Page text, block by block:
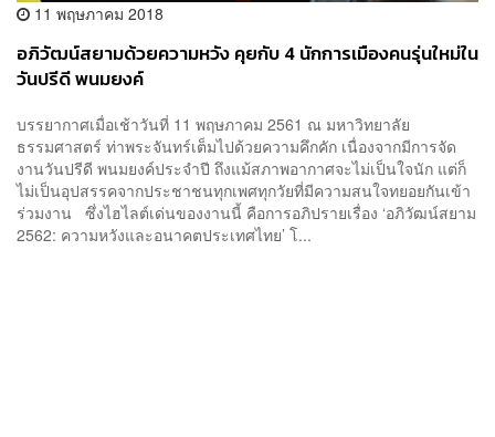
11 พฤษภาคม 2018
อภิวัฒน์สยามด้วยความหวัง คุยกับ 4 นักการเมืองคนรุ่นใหม่ใน
วันปรีดี พนมยงค์
บรรยากาศเมื่อเช้าวันที่ 11 พฤษภาคม 2561 ณ มหาวิทยาลัย
ธรรมศาสตร์ ท่าพระจันทร์เต็มไปด้วยความคึกคัก เนื่องจากมีการจัด
งานวันปรีดี พนมยงค์ประจำปี ถึงแม้สภาพอากาศจะไม่เป็นใจนัก แต่ก็
ไม่เป็นอุปสรรคจากประชาชนทุกเพศทุกวัยที่มีความสนใจทยอยกันเข้า
ร่วมงาน ซึ่งไฮไลต์เด่นของงานนี้ คือการอภิปรายเรื่อง ‘อภิวัฒน์สยาม
2562: ความหวังและอนาคตประเทศไทย’ โ...